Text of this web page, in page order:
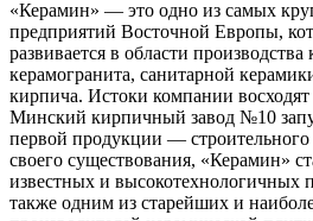
«Керамин» — это одно из самых
предприятий Восточной Европы,
развивается в области
керамогранита, санитарной
кирпича. Истоки компании восходят
Минский кирпичный завод №10
первой продукции — строительного
своего существования, «Керамин»
известных и высокотехнологичных
также одним из старейших и